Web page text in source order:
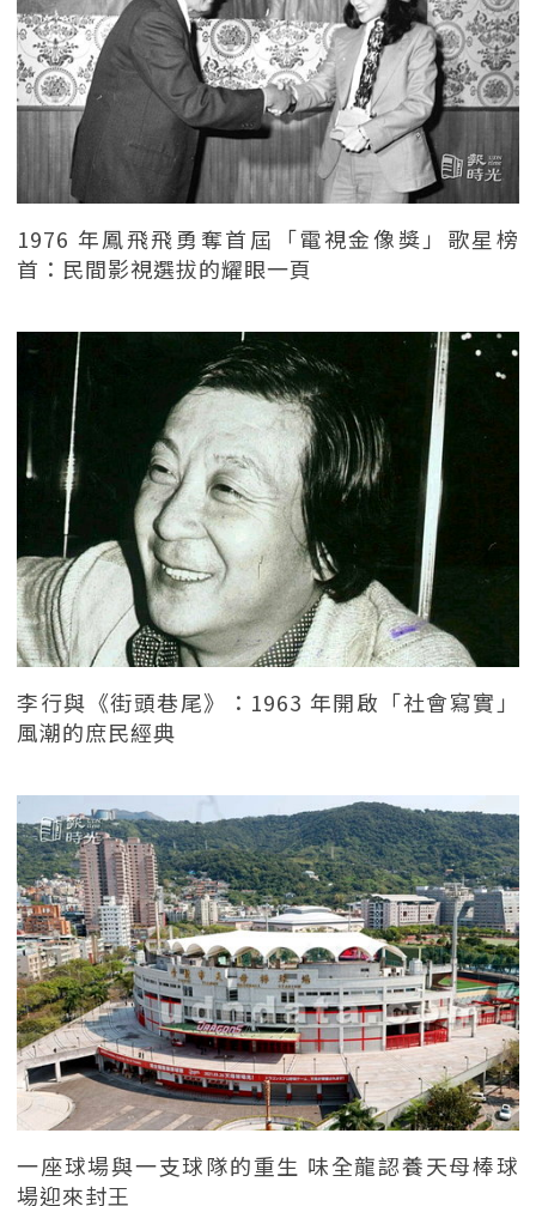
1976 年鳳飛飛勇奪首屆「電視金像獎」歌星榜
首：民間影視選拔的耀眼一頁
李行與《街頭巷尾》：1963 年開啟「社會寫實」
風潮的庶民經典
一座球場與一支球隊的重生 味全龍認養天母棒球
場迎來封王